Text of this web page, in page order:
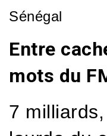
Sénégal
Entre
mots du
7